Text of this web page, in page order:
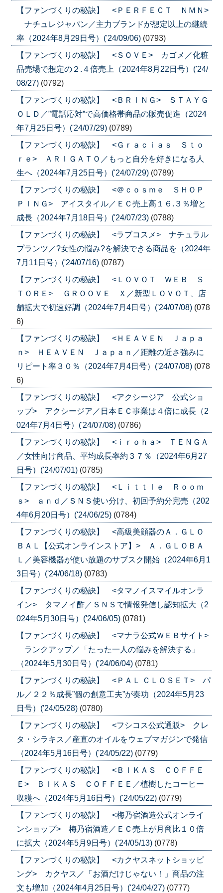
【ファンづくりの秘訣】 <ＰＥＲＦＥＣＴ ＮＭＮ>
ナチュレジャパン／主力ブランドが想定以上の継続
率（2024年8月29日号）('24/09/06) (0793)
【ファンづくりの秘訣】 <ＳＯＶＥ> カゴメ／化粧
品売場で想定の２.４倍売上（2024年8月22日号）('24/
08/27) (0792)
【ファンづくりの秘訣】 <ＢＲＩＮＧ> ＳＴＡＹＧ
ＯＬＤ／”電話応対”で高価格帯商品の販売促進（2024
年7月25日号）('24/07/29) (0789)
【ファンづくりの秘訣】 <Ｇｒａｃｉａｓ Ｓｔｏ
ｒｅ> ＡＲＩＧＡＴＯ／もっと自分を好きになる人
生へ（2024年7月25日号）('24/07/29) (0789)
【ファンづくりの秘訣】 <＠ｃｏｓｍｅ ＳＨＯＰ
ＰＩＮＧ> アイスタイル／ＥＣ売上高１６.３％増と
成長（2024年7月18日号）('24/07/23) (0788)
【ファンづくりの秘訣】 <ラブコスメ> ナチュラル
プランツ／?女性の悩み?を解決できる商品を（2024年
7月11日号）('24/07/16) (0787)
【ファンづくりの秘訣】 <ＬＯＶＯＴ ＷＥＢ Ｓ
ＴＯＲＥ> ＧＲＯＯＶＥ Ｘ／新型ＬＯＶＯＴ、店
舗拡大で初速好調（2024年7月4日号）('24/07/08) (078
6)
【ファンづくりの秘訣】 <ＨＥＡＶＥＮ Ｊａｐａ
ｎ> ＨＥＡＶＥＮ Ｊａｐａｎ／距離の近さ強みに
リピート率３０％（2024年7月4日号）('24/07/08) (078
6)
【ファンづくりの秘訣】 <アクシージア 公式ショ
ップ> アクシージア／日本ＥＣ事業は４倍に成長（2
024年7月4日号）('24/07/08) (0786)
【ファンづくりの秘訣】 <ｉｒｏｈａ> ＴＥＮＧＡ
／女性向け商品、平均成長率約３７％（2024年6月27
日号）('24/07/01) (0785)
【ファンづくりの秘訣】 <Ｌｉｔｔｌｅ Ｒｏｏｍ
ｓ> ａｎｄ／ＳＮＳ使い分け、初回予約分完売（202
4年6月20日号）('24/06/25) (0784)
【ファンづくりの秘訣】 <高級美顔器のＡ．ＧＬＯ
ＢＡＬ【公式オンラインストア】> Ａ．ＧＬＯＢＡ
Ｌ／美容機器が使い放題のサブスク開始（2024年6月1
3日号）('24/06/18) (0783)
【ファンづくりの秘訣】 <タマノイスマイルオンラ
イン> タマノイ酢／ＳＮＳで情報発信し認知拡大（2
024年5月30日号）('24/06/05) (0781)
【ファンづくりの秘訣】 <マナラ公式ＷＥＢサイト>
ランクアップ／「たった一人の悩みを解決する」
（2024年5月30日号）('24/06/04) (0781)
【ファンづくりの秘訣】 <ＰＡＬ ＣＬＯＳＥＴ> パ
ル／２２％成長”個の創意工夫”が奏功（2024年5月23
日号）('24/05/28) (0780)
【ファンづくりの秘訣】 <フシコス公式通販> クレ
タ・シラキス／産直のオイルをウェブマガジンで発信
（2024年5月16日号）('24/05/22) (0779)
【ファンづくりの秘訣】 <ＢＩＫＡＳ ＣＯＦＦＥ
Ｅ> ＢＩＫＡＳ ＣＯＦＦＥＥ／植樹したコーヒー
収穫へ（2024年5月16日号）('24/05/22) (0779)
【ファンづくりの秘訣】 <梅乃宿酒造公式オンライ
ンショップ> 梅乃宿酒造／ＥＣ売上が月商比１０倍
に拡大（2024年5月9日号）('24/05/13) (0778)
【ファンづくりの秘訣】 <カクヤスネットショッピ
ング> カクヤス／「お酒だけじゃない！」商品の注
文も増加（2024年4月25日号）('24/04/27) (0777)